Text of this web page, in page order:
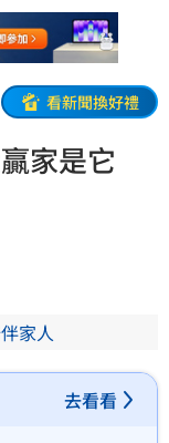
看新聞換好禮
家是它
家人
去看看